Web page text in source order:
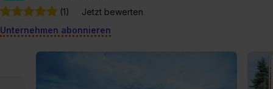
(1)
Jetzt bewerten
Unternehmen abonnieren